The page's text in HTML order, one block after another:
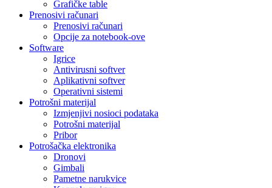
Grafičke table
Prenosivi računari
Prenosivi računari
Opcije za notebook-ove
Software
Igrice
Antivirusni softver
Aplikativni softver
Operativni sistemi
Potrošni materijal
Izmjenjivi nosioci podataka
Potrošni materijal
Pribor
Potrošačka elektronika
Dronovi
Gimbali
Pametne narukvice